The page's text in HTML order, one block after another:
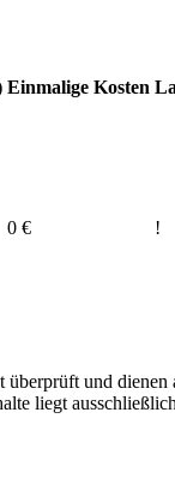
Einmalige Kosten
0 € !
und
liegt